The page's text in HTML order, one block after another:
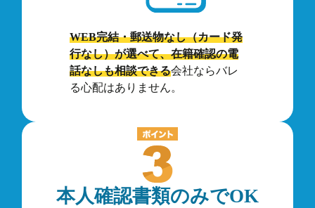
WEB完結・郵送物なし（カード発
行なし）が選べて、在籍確認の電
話なしも相談できる会社ならバレ
る心配はありません。
本人確認書類のみでOK